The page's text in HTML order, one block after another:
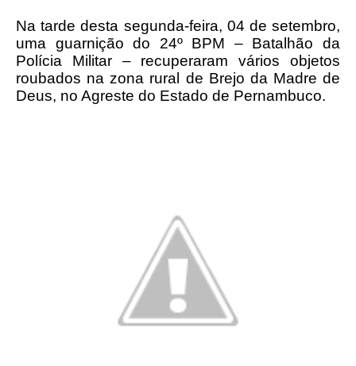
Na tarde desta segunda-feira, 04 de setembro,
uma guarnição do 24º BPM – Batalhão da
Polícia Militar – recuperaram vários objetos
roubados na zona rural de Brejo da Madre de
Deus, no Agreste do Estado de Pernambuco.